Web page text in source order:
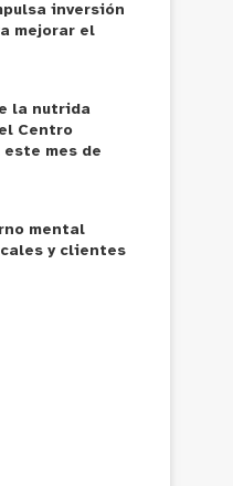
inversión
mejorar el
la nutrida
Centro
mes de
mental
y clientes